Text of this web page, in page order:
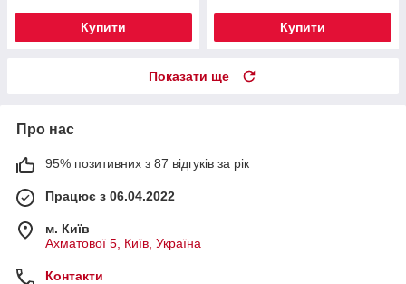
Купити Купити
Показати ще
Про нас
95% позитивних з 87 відгуків за рік
Працює з 06.04.2022
м. Київ
Ахматової 5, Київ, Україна
Контакти